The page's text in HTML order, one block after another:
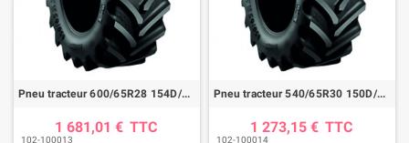
Pneu tracteur 600/65R28 154D/157A8 AGRIMAX RT657
1 681,01 € TTC
102-100013
Pneu tracteur 540/65R30 150D/153A8 AGRIMAX RT657
1 273,15 € TTC
102-100014